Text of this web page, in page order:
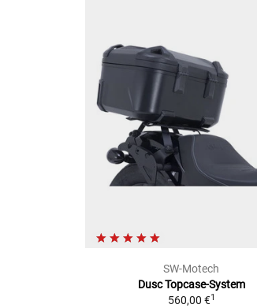
SW-Motech
Dusc Topcase-System
560,00 €1